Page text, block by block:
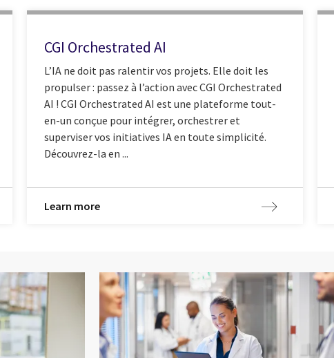
CGI Orchestrated AI
L’IA ne doit pas ralentir vos projets. Elle doit les
propulser : passez à l’action avec CGI Orchestrated
AI ! CGI Orchestrated AI est une plateforme tout-
en-un conçue pour intégrer, orchestrer et
superviser vos initiatives IA en toute simplicité.
Découvrez-la en ...
Learn more